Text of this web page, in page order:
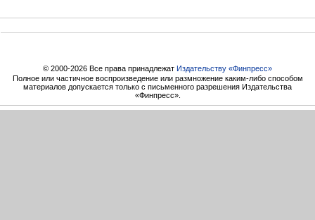
© 2000-2026 Все права принадлежат Издательству «Финпресс»
Полное или частичное воспроизведение или размножение каким-либо способом
материалов допускается только с письменного разрешения Издательства
«Финпресс».